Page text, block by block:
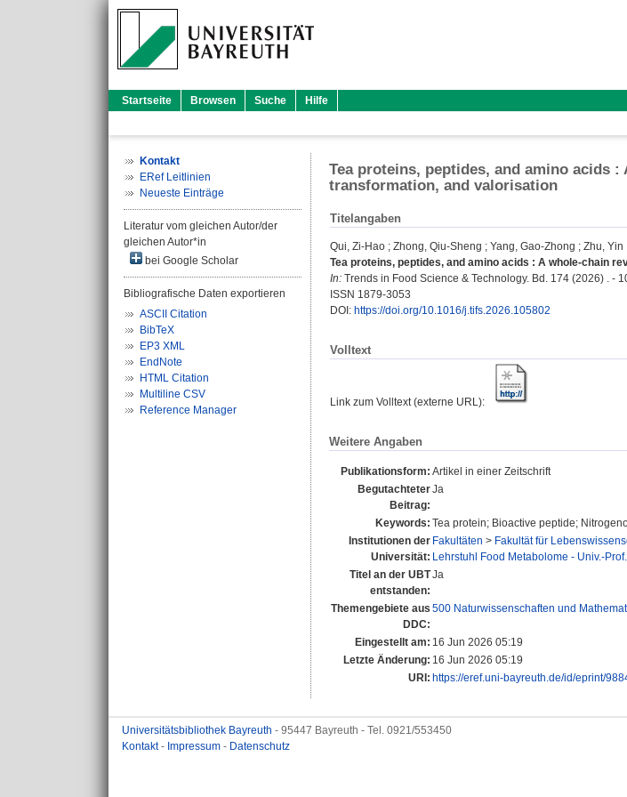
Startseite Browsen Suche Hilfe
Kontakt
ERef Leitlinien
Neueste Einträge
Literatur vom gleichen Autor/der
gleichen Autor*in
bei Google Scholar
Bibliografische Daten exportieren
ASCII Citation
BibTeX
EP3 XML
EndNote
HTML Citation
Multiline CSV
Reference Manager
Tea proteins, peptides, and amino acids
transformation, and valorisation
Titelangaben
Qui, Zi-Hao ; Zhong, Qiu-Sheng ; Yang, Gao-Zhong ; Zhu, Yin
Tea proteins, peptides, and amino acids : A whole-chain
In: Trends in Food Science & Technology. Bd. 174 (2026) . -
ISSN 1879-3053
DOI: https://doi.org/10.1016/j.tifs.2026.105802
Volltext
Link zum Volltext (externe URL):
Weitere Angaben
Publikationsform: Artikel in einer Zeitschrift
Begutachteter
Beitrag:
Ja
Keywords: Tea protein; Bioactive peptide;
Institutionen der
Universität:
Fakultäten > Fakultät für
Lehrstuhl Food Metabolome - Univ.-
Titel an der UBT
entstanden:
Ja
Themengebiete aus
DDC:
500 Naturwissenschaften und
Eingestellt am: 16 Jun 2026 05:19
Letzte Änderung: 16 Jun 2026 05:19
URI: https://eref.uni-bayreuth.de/id/eprint/
Universitätsbibliothek Bayreuth - 95447 Bayreuth - Tel. 0921/553450
Kontakt- Impressum - Datenschutz